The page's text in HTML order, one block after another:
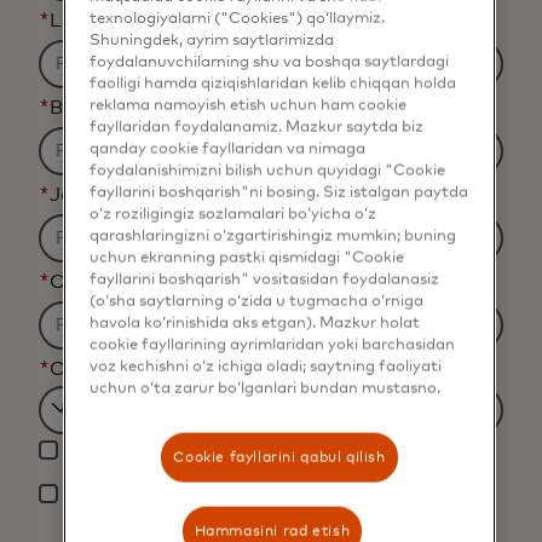
* Last Name
* Business Email Address
*Job Title
*Organization Name
*Country
Filtering
will
be
Yes, I would like to receive future marketing
materials from Mastercard.
By clicking the button below, I confirm that I
have read and agree to theTerms of Use
texnologiyalarni ("Cookies") qo‘llaymiz.
Shuningdek, ayrim saytlarimizda
foydalanuvchilarning shu va boshqa saytlardagi
faolligi hamda qiziqishlaridan kelib chiqqan holda
reklama namoyish etish uchun ham cookie
fayllaridan foydalanamiz. Mazkur saytda biz
qanday cookie fayllaridan va nimaga
foydalanishimizni bilish uchun quyidagi "Cookie
fayllarini boshqarish"ni bosing. Siz istalgan paytda
o‘z roziligingiz sozlamalari bo‘yicha o‘z
qarashlaringizni o‘zgartirishingiz mumkin; buning
uchun ekranning pastki qismidagi "Cookie
fayllarini boshqarish" vositasidan foydalanasiz
(o‘sha saytlarning o‘zida u tugmacha o‘rniga
havola ko‘rinishida aks etgan). Mazkur holat
cookie fayllarining ayrimlaridan yoki barchasidan
voz kechishni o‘z ichiga oladi; saytning faoliyati
uchun o‘ta zarur bo‘lganlari bundan mustasno.
Cookie fayllarini qabul qilish
Hammasini rad etish